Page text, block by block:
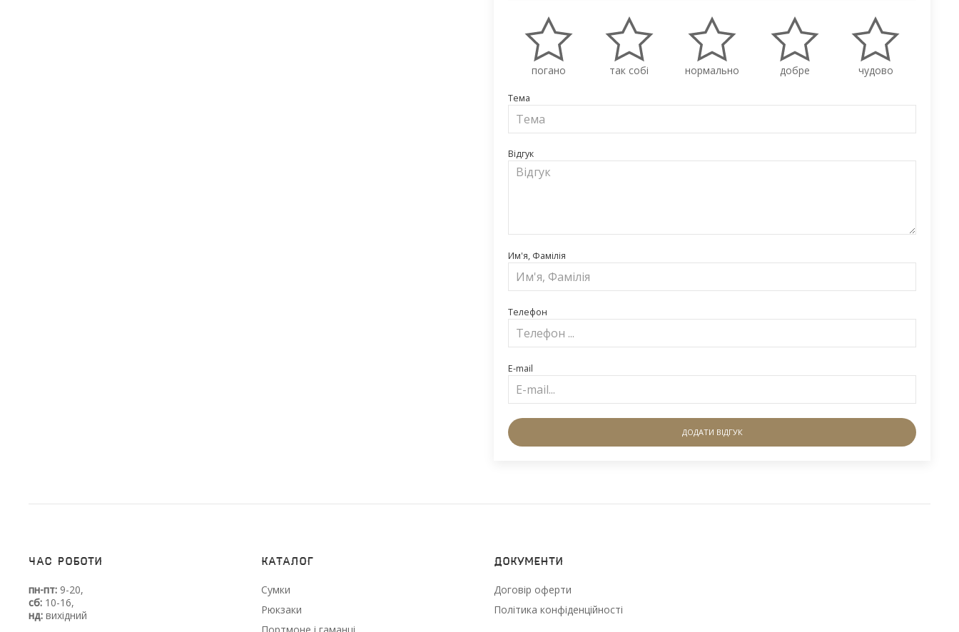
погано так собі нормально добре чудово
Тема
Відгук
Им'я, Фамілія
Телефон
E-mail
ДОДАТИ ВІДГУК
Час роботи
пн-пт: 9-20,
сб: 10-16,
нд: вихідний
Каталог
Сумки
Рюкзаки
Документи
Договір оферти
Політика конфіденційності